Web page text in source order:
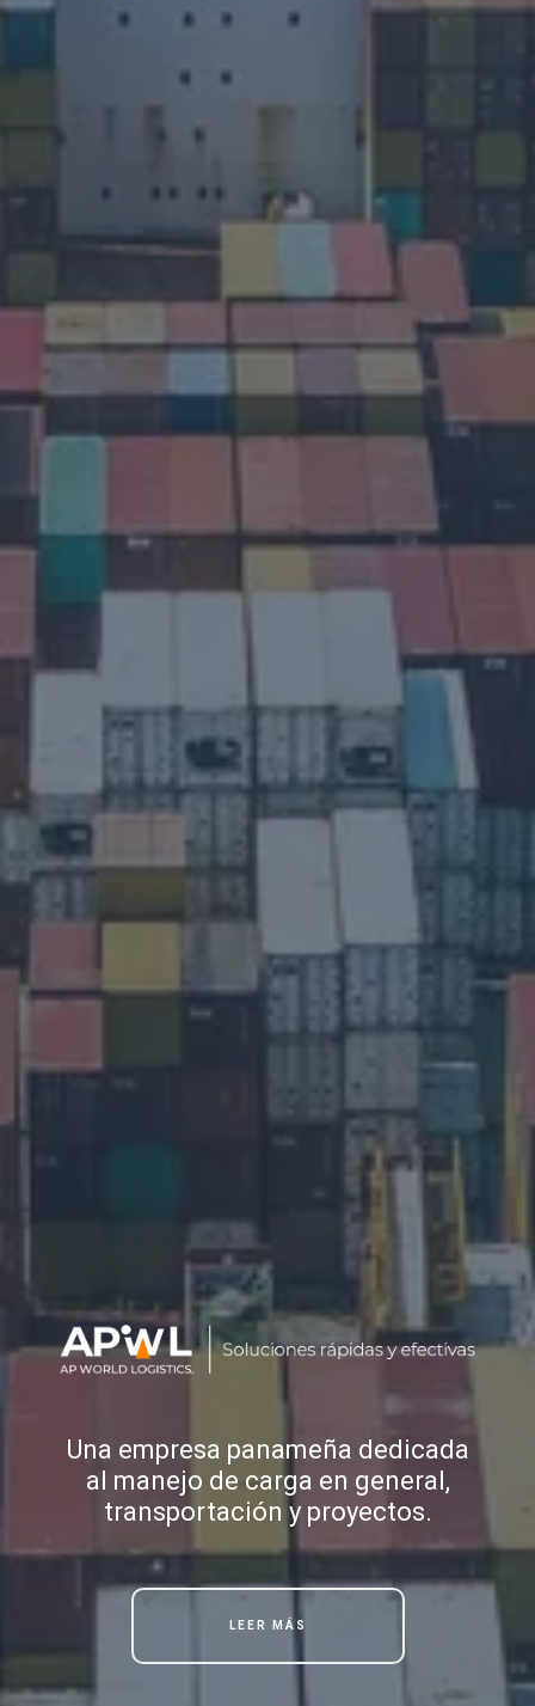
Una empresa panameña dedicada
al manejo de carga en general,
transportación y proyectos.
LEER MÁS